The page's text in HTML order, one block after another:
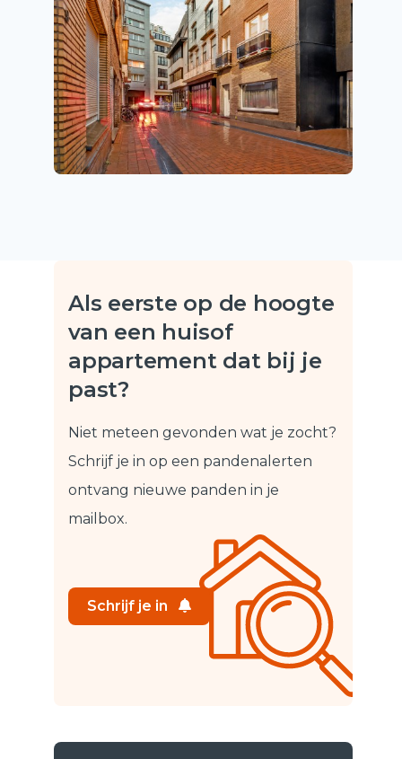
Als eerste op de hoogte
van een huisof
appartement dat bij je
past?
Niet meteen gevonden wat je zocht?
Schrijf je in op een pandenalerten
ontvang nieuwe panden in je
mailbox.
Schrijf je in